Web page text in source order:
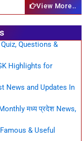
View More..
Questions &
Highlights for
News and Updates In
मध्य प्रदेश News,
& Useful